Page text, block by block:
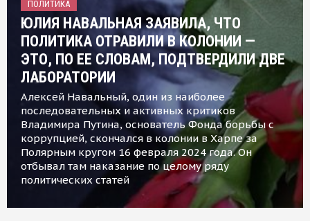
ПОЛИТИКА
ЮЛИЯ НАВАЛЬНАЯ ЗАЯВИЛА, ЧТО
ПОЛИТИКА ОТРАВИЛИ В КОЛОНИИ —
ЭТО, ПО ЕЕ СЛОВАМ, ПОДТВЕРДИЛИ ДВЕ
ЛАБОРАТОРИИ
Алексей Навальный, один из наиболее
последовательных и активных критиков
Владимира Путина, основатель Фонда борьбы с
коррупцией, скончался в колонии в Харпе за
Полярным кругом 16 февраля 2024 года. Он
отбывал там наказание по целому ряду
политических статей